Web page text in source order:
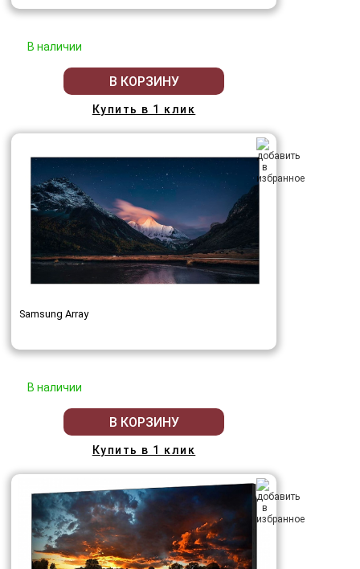
В наличии
В КОРЗИНУ
Купить в 1 клик
Samsung Array
В наличии
В КОРЗИНУ
Купить в 1 клик